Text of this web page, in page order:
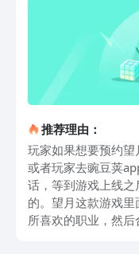
推荐理由：
玩家如果想要预约望
或者玩家去豌豆荚
话，等到游戏上线
的。望月这款游戏
所喜欢的职业，然